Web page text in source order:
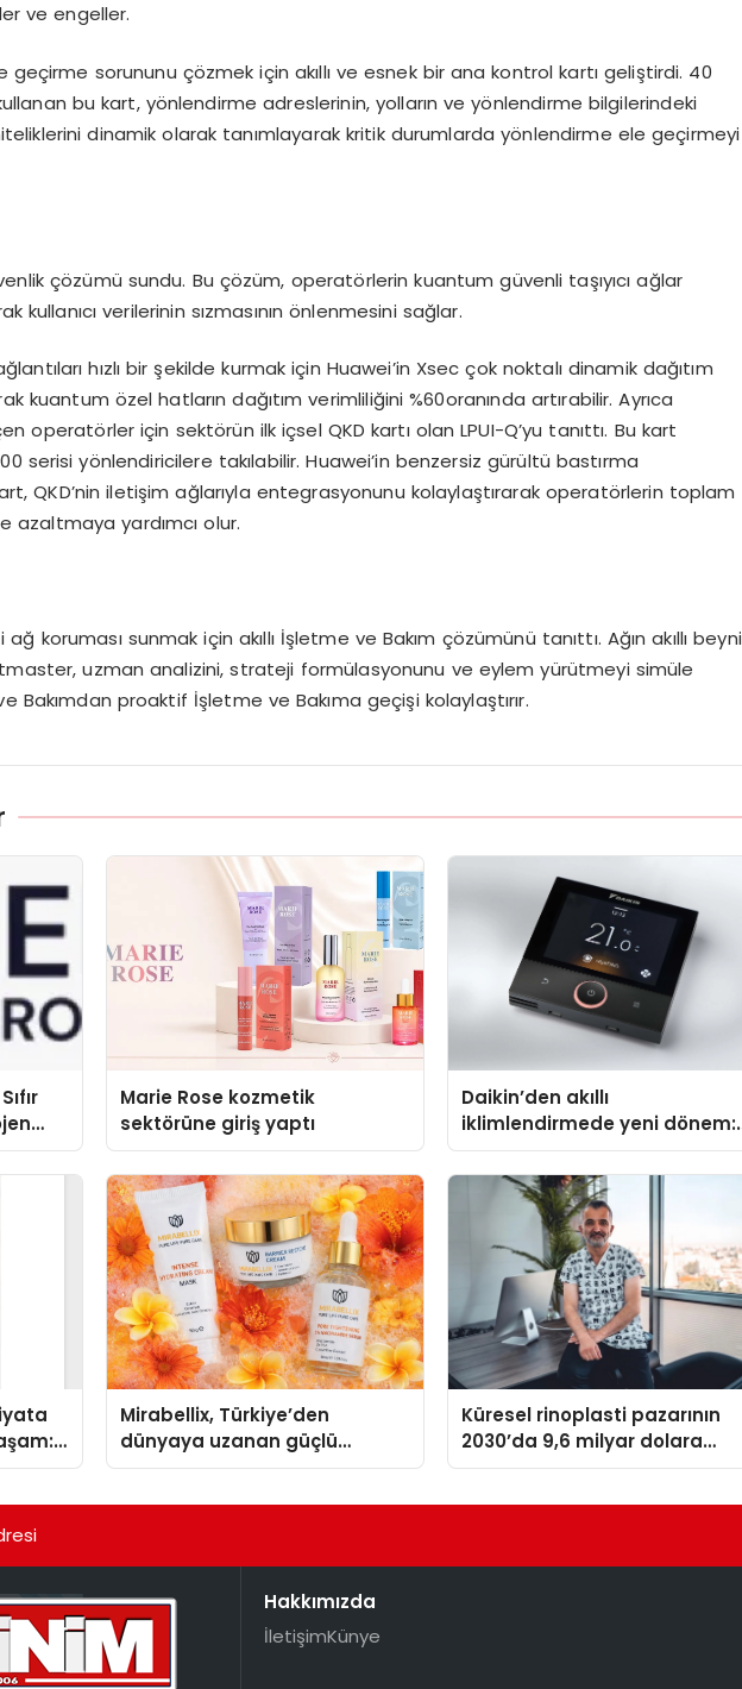
ve engeller.
geçirme sorununu çözmek için akıllı ve esnek bir ana kontrol kartı geliştirdi. 40
bu kart, yönlendirme adreslerinin, yolların ve yönlendirme bilgilerindeki
dinamik olarak tanımlayarak kritik durumlarda yönlendirme ele geçirmeyi
çözümü sundu. Bu çözüm, operatörlerin kuantum güvenli taşıyıcı ağlar
kullanıcı verilerinin sızmasının önlenmesini sağlar.
hızlı bir şekilde kurmak için Huawei’in Xsec çok noktalı dinamik dağıtım
kuantum özel hatların dağıtım verimliliğini %60oranında artırabilir. Ayrıca
operatörler için sektörün ilk içsel QKD kartı olan LPUI-Q’yu tanıttı. Bu kart
serisi yönlendiricilere takılabilir. Huawei’in benzersiz gürültü bastırma
QKD’nin iletişim ağlarıyla entegrasyonunu kolaylaştırarak operatörlerin toplam
azaltmaya yardımcı olur.
koruması sunmak için akıllı İşletme ve Bakım çözümünü tanıttı. Ağın akıllı beyni
uzman analizini, strateji formülasyonunu ve eylem yürütmeyi simüle
Bakımdan proaktif İşletme ve Bakıma geçişi kolaylaştırır.
ve
Marie Rose kozmetik
sektörüne giriş yaptı
Daikin’den akıllı
iklimlendirmede yeni dönem:
Madoka Plus Türkiye’de
Mirabellix, Türkiye’den
dünyaya uzanan güçlü
büyümesini sürdürüyor
Küresel rinoplasti pazarının
2030’da 9,6 milyar dolara
ulaşması bekleniyor
Hakkımızda
İletişimKünye